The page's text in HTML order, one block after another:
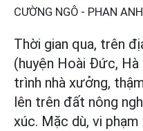
CƯỜNG NGÔ - PHAN ANH
Thời gian qua, trên
(huyện Hoài Đức,
trình nhà xưởng,
lên trên đất nông
xúc. Mặc dù, vi